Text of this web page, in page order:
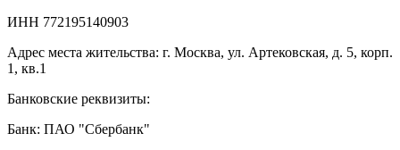
ИНН 772195140903
Адрес места жительства: г. Москва, ул. Артековская, д. 5, корп.
1, кв.1
Банковские реквизиты:
Банк: ПАО "Сбербанк"